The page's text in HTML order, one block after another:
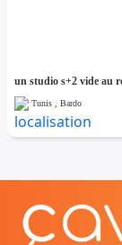
Tunis , Bardo